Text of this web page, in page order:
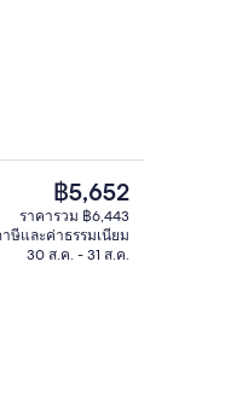
งเล่น | สมาร์ททีวี 50 นิ้ว พร้อมช่
ด/โต๊ะรีดผ้า, Wi-Fi ฟรี, ผ้าปูที่นอน
ราคา
ปัจจุบัน
฿5,652
฿5,652
ราคารวม ฿6,443
ษีและค่าธรรมเนียม
30 ส.ค. - 31 ส.ค.